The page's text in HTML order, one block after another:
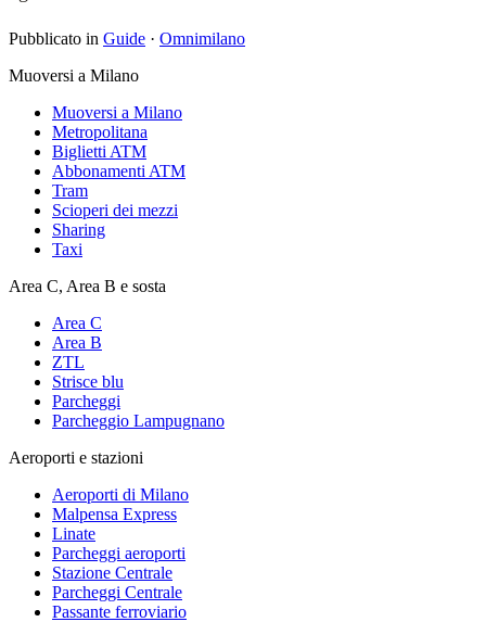
Pubblicato in Guide · Omnimilano
Muoversi a Milano
Muoversi a Milano
Metropolitana
Biglietti ATM
Abbonamenti ATM
Tram
Scioperi dei mezzi
Sharing
Taxi
Area C, Area B e sosta
Area C
Area B
ZTL
Strisce blu
Parcheggi
Parcheggio Lampugnano
Aeroporti e stazioni
Aeroporti di Milano
Malpensa Express
Linate
Parcheggi aeroporti
Stazione Centrale
Parcheggi Centrale
Passante ferroviario